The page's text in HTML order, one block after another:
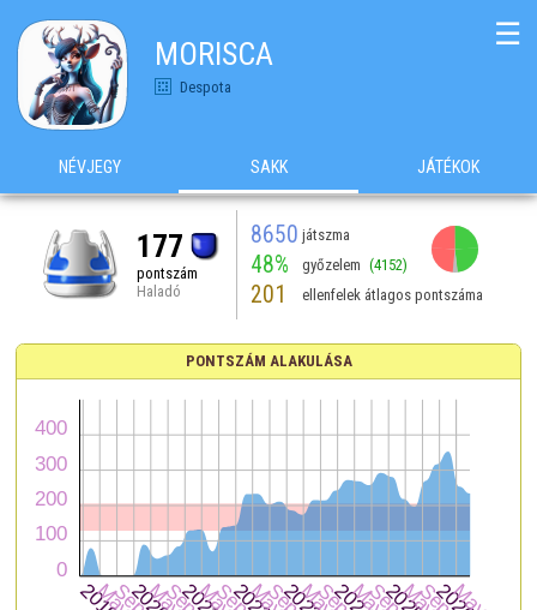
MORISCA
Despota
☰
NÉVJEGY SAKK JÁTÉKOK
177
pontszám
Haladó
8650 játszma
48% győzelem (4152)
201 ellenfelek átlagos pontszáma
PONTSZÁM ALAKULÁSA